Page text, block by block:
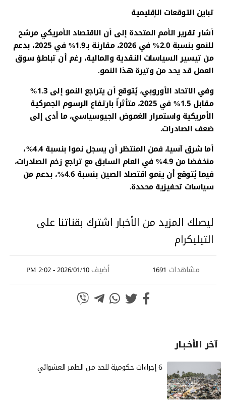
تباين التوقعات الإقليمية
أشار تقرير الأمم المتحدة إلى أن الاقتصاد الأمريكي مرشح
للنمو بنسبة 2.0% في 2026، مقارنة بـ1.9% في 2025، بدعم
من تيسير السياسات النقدية والمالية، رغم أن تباطؤ سوق
العمل قد يحد من وتيرة هذا النمو.
وفي الاتحاد الأوروبي، يُتوقع أن يتراجع النمو إلى 1.3%
مقابل 1.5% في 2025، متأثراً بارتفاع الرسوم الجمركية
الأمريكية واستمرار الغموض الجيوسياسي، ما أدى إلى
ضعف الصادرات.
أما شرق آسيا، فمن المنتظر أن يسجل نموا بنسبة 4.4%،
منخفضا من 4.9% في العام السابق مع تراجع زخم الصادرات،
فيما يُتوقع أن ينمو اقتصاد الصين بنسبة 4.6%، بدعم من
سياسات تحفيزية محددة.
ليصلك المزيد من الأخبار اشترك بقناتنا على
التيليكرام
مشاهدات 1691 أضيف2026/01/10 - 2:02 PM
آخر الأخـبـار
6 إجراءات حكومية للحد من الطمر العشوائي